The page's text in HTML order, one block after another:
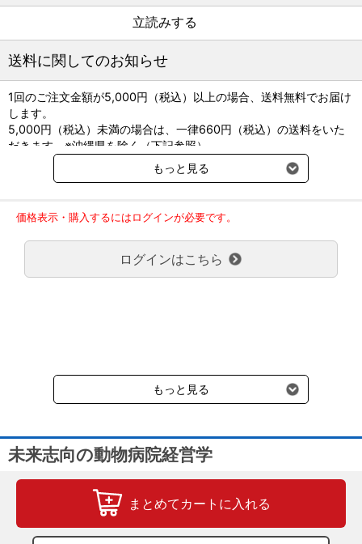
著者：藤原慎一郎
■B5判 144頁
立読みする
立読みする
送料に関してのお知らせ
1回のご注文金額が5,000円（税込）以上の場合、送料無料でお届け
します。
5,000円（税込）未満の場合は、一律660円（税込）の送料をいた
だきます。※沖縄県を除く（下記参照）
※2017年11月14日（火）より沖縄県へのお届けにつきましては、1
回のご注文金額（税込）が、30,000円以上で配送無料となります。
ご了承のほどよろしくお願い致します。
弊社都合でお届けが２回以上に分かれる場合の送料負担は、１回分
のみで新たな送料は発生しません。
大型商品送料が必要な商品をご注文の場合は、大型商品送料のみご
負担頂きます。
受けます。
もっと見る
価格表示・購入するにはログインが必要です。
ログインはこちら
もっと見る
未来志向の動物病院経営学
まとめてカートに入れる